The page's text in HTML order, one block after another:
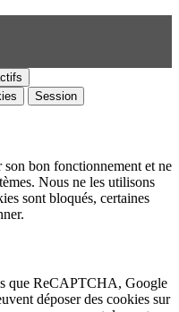
Session
son bon fonctionnement et ne
Nous ne les utilisons
sont bloqués, certaines
que ReCAPTCHA, Google
déposer des cookies sur